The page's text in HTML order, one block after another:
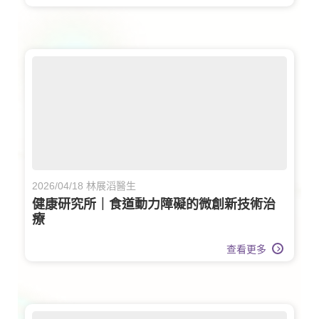
2026/04/18 林展滔醫生
健康研究所｜食道動力障礙的微創新技術治
療
查看更多